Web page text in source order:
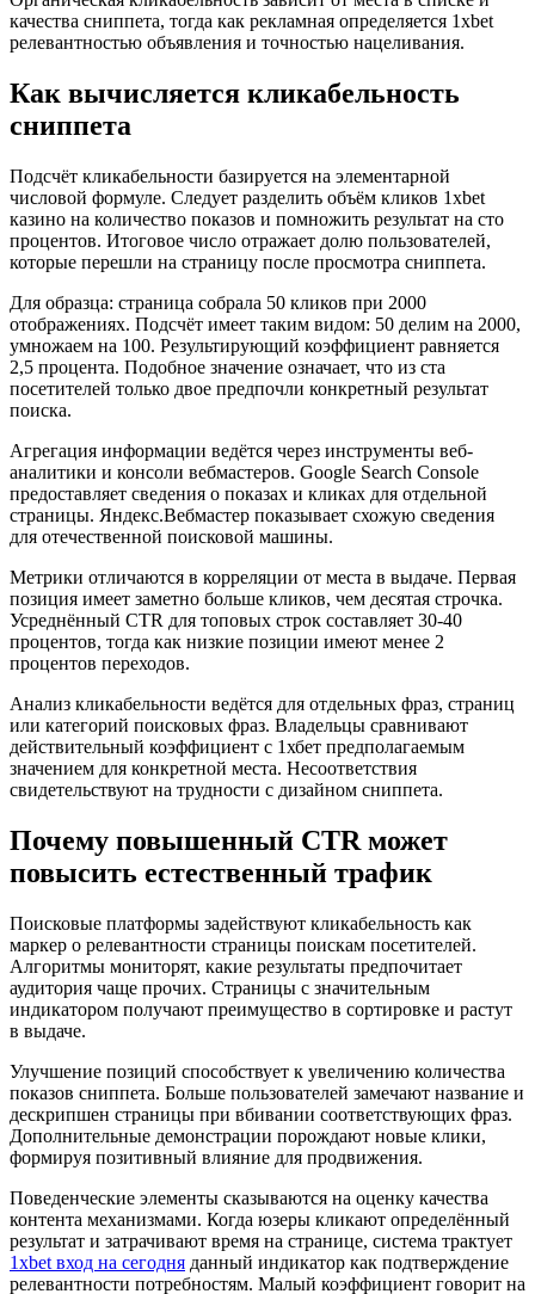
качества сниппета, тогда как рекламная определяется 1xbet
релевантностью объявления и точностью нацеливания.
Как вычисляется кликабельность
сниппета
Подсчёт кликабельности базируется на элементарной
числовой формуле. Следует разделить объём кликов 1xbet
казино на количество показов и помножить результат на сто
процентов. Итоговое число отражает долю пользователей,
которые перешли на страницу после просмотра сниппета.
Для образца: страница собрала 50 кликов при 2000
отображениях. Подсчёт имеет таким видом: 50 делим на 2000,
умножаем на 100. Результирующий коэффициент равняется
2,5 процента. Подобное значение означает, что из ста
посетителей только двое предпочли конкретный результат
поиска.
Агрегация информации ведётся через инструменты веб-
аналитики и консоли вебмастеров. Google Search Console
предоставляет сведения о показах и кликах для отдельной
страницы. Яндекс.Вебмастер показывает схожую сведения
для отечественной поисковой машины.
Метрики отличаются в корреляции от места в выдаче. Первая
позиция имеет заметно больше кликов, чем десятая строчка.
Усреднённый CTR для топовых строк составляет 30-40
процентов, тогда как низкие позиции имеют менее 2
процентов переходов.
Анализ кликабельности ведётся для отдельных фраз, страниц
или категорий поисковых фраз. Владельцы сравнивают
действительный коэффициент с 1хбет предполагаемым
значением для конкретной места. Несоответствия
свидетельствуют на трудности с дизайном сниппета.
Почему повышенный CTR может
повысить естественный трафик
Поисковые платформы задействуют кликабельность как
маркер о релевантности страницы поискам посетителей.
Алгоритмы мониторят, какие результаты предпочитает
аудитория чаще прочих. Страницы с значительным
индикатором получают преимущество в сортировке и растут
в выдаче.
Улучшение позиций способствует к увеличению количества
показов сниппета. Больше пользователей замечают название и
дескрипшен страницы при вбивании соответствующих фраз.
Дополнительные демонстрации порождают новые клики,
формируя позитивный влияние для продвижения.
Поведенческие элементы сказываются на оценку качества
контента механизмами. Когда юзеры кликают определённый
результат и затрачивают время на странице, система трактует
1xbet вход на сегодня данный индикатор как подтверждение
релевантности потребностям. Малый коэффициент говорит на